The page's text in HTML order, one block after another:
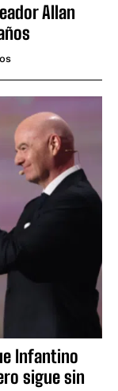
Allan
Infantino
sigue sin